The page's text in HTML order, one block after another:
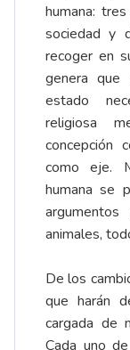
humana:
sociedad y
recoger en
genera que
estado
religiosa
concepción
como eje.
humana se
animales,
De los
que harán
cargada de
Cada uno